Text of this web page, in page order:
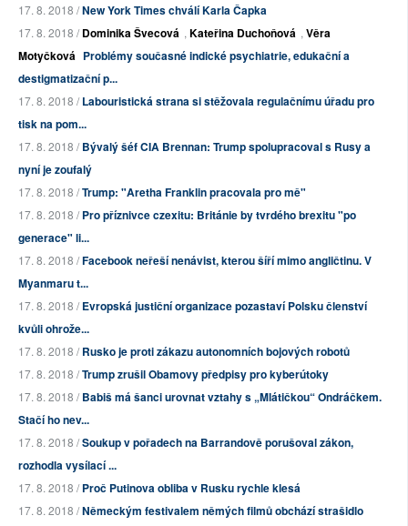
17. 8. 2018 /New York Times chválí Karla Čapka
17. 8. 2018 /Dominika Švecová , Kateřina Duchoňová , Věra
Motyčková Problémy současné indické psychiatrie, edukační a
destigmatizační p...
17. 8. 2018 /Labouristická strana si stěžovala regulačnímu úřadu pro
tisk na pom...
17. 8. 2018 /Bývalý šéf CIA Brennan: Trump spolupracoval s Rusy a
nyní je zoufalý
17. 8. 2018 /Trump: "Aretha Franklin pracovala pro mě"
17. 8. 2018 /Pro příznivce czexitu: Británie by tvrdého brexitu "po
generace" li...
17. 8. 2018 /Facebook neřeší nenávist, kterou šíří mimo angličtinu. V
Myanmaru t...
17. 8. 2018 /Evropská justiční organizace pozastaví Polsku členství
kvůli ohrože...
17. 8. 2018 /Rusko je proti zákazu autonomních bojových robotů
17. 8. 2018 /Trump zrušil Obamovy předpisy pro kyberútoky
17. 8. 2018 /Babiš má šanci urovnat vztahy s „Mlátičkou“ Ondráčkem.
Stačí ho nev...
17. 8. 2018 /Soukup v pořadech na Barrandově porušoval zákon,
rozhodla vysílací ...
17. 8. 2018 /Proč Putinova obliba v Rusku rychle klesá
17. 8. 2018 /Německým festivalem němých filmů obchází strašidlo